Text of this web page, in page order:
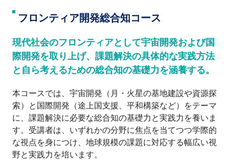
フロンティア開発総合知コース
現代社会のフロンティアとして宇宙開発および国
際開発を取り上げ、課題解決の具体的な実践方法
と自ら考えるための総合知の基礎力を涵養する。
本コースでは、宇宙開発（月・火星の基地建設や資源探
索）と国際開発（途上国支援、平和構築など）をテーマ
に、課題解決に必要な総合知の基礎力と実践力を養いま
す。受講者は、いずれかの分野に焦点を当てつつ学際的
な視点を身につけ、地球規模の課題に対応する幅広い視
野と実践力を培います。